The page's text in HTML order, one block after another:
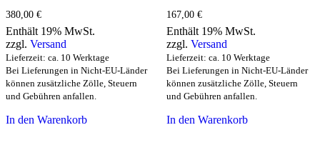
380,00 €
Enthält 19% MwSt.
zzgl. Versand
Lieferzeit: ca. 10 Werktage
Bei Lieferungen in Nicht-EU-Länder
können zusätzliche Zölle, Steuern
und Gebühren anfallen.
In den Warenkorb
167,00 €
Enthält 19% MwSt.
zzgl. Versand
Lieferzeit: ca. 10 Werktage
Bei Lieferungen in Nicht-EU-Länder
können zusätzliche Zölle, Steuern
und Gebühren anfallen.
In den Warenkorb